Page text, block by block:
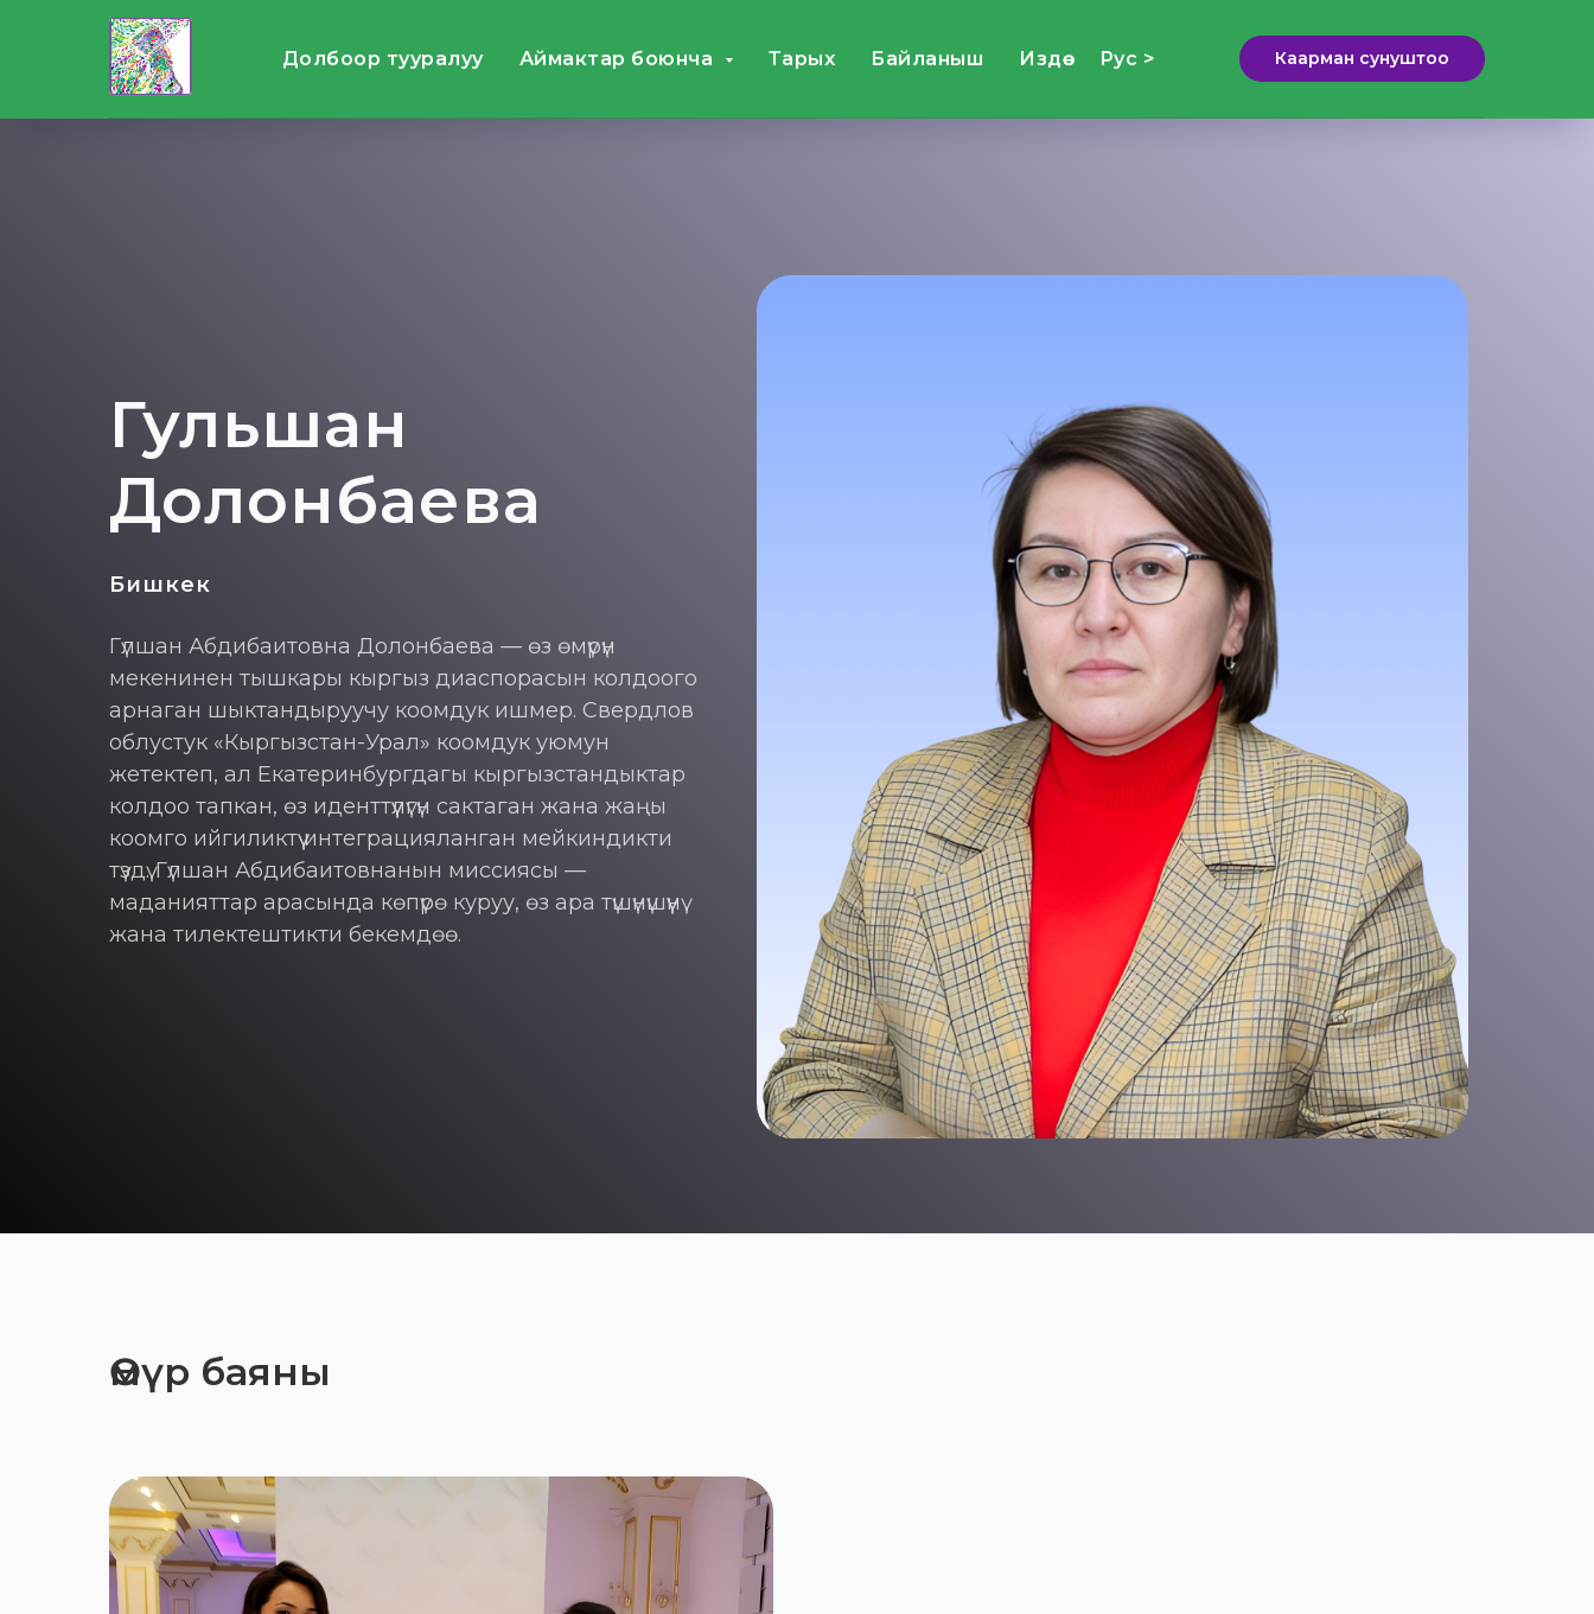
Долбоор тууралуу Аймактар боюнча Тарых Байланыш Издөө Рус > Каарман сунуштоо
Бишкек
Гульшан
Долонбаева
Гүлшан Абдибаитовна Долонбаева — өз өмүрүн
мекенинен тышкары кыргыз диаспорасын колдоого
арнаган шыктандыруучу коомдук ишмер. Свердлов
облустук «Кыргызстан-Урал» коомдук уюмун
жетектеп, ал Екатеринбургдагы кыргызстандыктар
колдоо тапкан, өз иденттүүлүгүн сактаган жана жаңы
коомго ийгиликтүү интеграцияланган мейкиндикти
түздү. Гүлшан Абдибаитовнанын миссиясы —
маданияттар арасында көпүрө куруу, өз ара түшүнүшүүнү
жана тилектештикти бекемдөө.
Өмүр баяны